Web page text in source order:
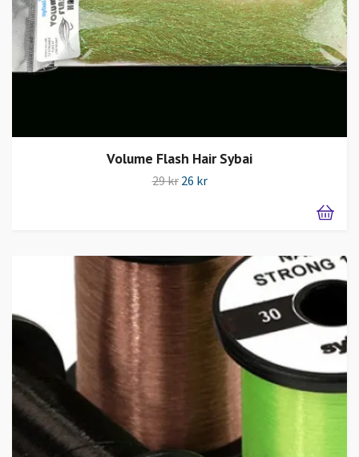
Volume Flash Hair Sybai
29 kr 26 kr